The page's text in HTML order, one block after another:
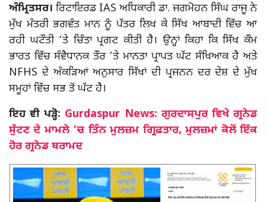
ਅੰਮ੍ਰਿਤਸਰ। ਰਿਟਾਇਰਡ IAS ਅਧਿਕਾਰੀ ਡਾ. ਜਗਮੋਹਨ ਸਿੰਘ ਰਾਜੂ ਨੇ
ਮੁੱਖ ਮੰਤਰੀ ਭਗਵੰਤ ਮਾਨ ਨੂੰ ਪੱਤਰ ਲਿਖ ਕੇ ਸਿੱਖ ਆਬਾਦੀ ਵਿੱਚ ਆ
ਰਹੀ ਘਟੌਤੀ ’ਤੇ ਚਿੰਤਾ ਪ੍ਰਗਟ ਕੀਤੀ ਹੈ। ਉਨ੍ਹਾਂ ਕਿਹਾ ਕਿ ਸਿੱਖ ਕੌਮ
ਭਾਰਤ ਵਿੱਚ ਸੰਵੈਧਾਨਕ ਤੌਰ ’ਤੇ ਮਾਨਤਾ ਪ੍ਰਾਪਤ ਘੱਟ ਸੰਖਿਆਕ ਹੈ ਅਤੇ
NFHS ਦੇ ਅੰਕੜਿਆਂ ਅਨੁਸਾਰ ਸਿੱਖਾਂ ਦੀ ਪ੍ਰਜਨਨ ਦਰ ਦੇਸ਼ ਦੇ ਮੁੱਖ
ਸਮੂਹਾਂ ਵਿੱਚ ਸਭ ਤੋਂ ਘੱਟ ਹੈ।
ਇਹ ਵੀ ਪੜ੍ਹੋ: Gurdaspur News: ਗੁਰਦਾਸਪੁਰ ਵਿਖੇ ਗ੍ਰਨੇਡ
ਸੁੱਟਣ ਦੇ ਮਾਮਲੇ ‘ਚ ਤਿੰਨ ਮੁਲਜ਼ਮ ਗ੍ਰਿਫ਼ਤਾਰ, ਮੁਲਜ਼ਮਾਂ ਕੋਲੋਂ ਇੱਕ
ਹੋਰ ਗ੍ਰਨੇਡ ਬਰਾਮਦ